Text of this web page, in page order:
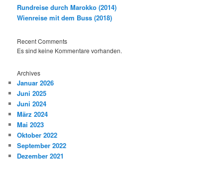
Rundreise durch Marokko (2014)
Wienreise mit dem Buss (2018)
Recent Comments
Es sind keine Kommentare vorhanden.
Archives
Januar 2026
Juni 2025
Juni 2024
März 2024
Mai 2023
Oktober 2022
September 2022
Dezember 2021